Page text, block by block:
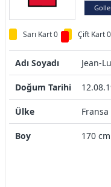
Sarı Kart 0 Çift Kart 0
Adı Soyadı Jean-
Doğum Tarihi
Ülke Fransa
Boy 170 cm